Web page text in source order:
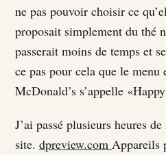
ne pas pouvoir choisir ce
proposait simplement du thé
passerait moins de temps et
ce pas pour cela que le menu
McDonald’s s’appelle
J’ai passé plusieurs heures
site. dpreview.com Appareils